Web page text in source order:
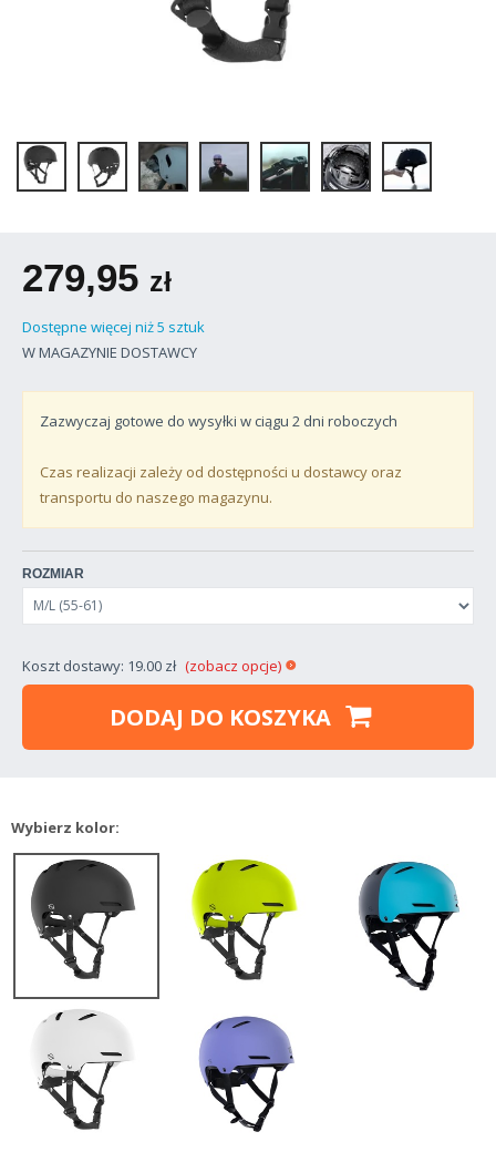
279,95 zł
Dostępne więcej niż 5 sztuk
W MAGAZYNIE DOSTAWCY
Zazwyczaj gotowe do wysyłki w ciągu 2 dni roboczych
Czas realizacji zależy od dostępności u dostawcy oraz
transportu do naszego magazynu.
ROZMIAR
Koszt dostawy: 19.00 zł (zobacz opcje)
DODAJ DO KOSZYKA
Wybierz kolor: